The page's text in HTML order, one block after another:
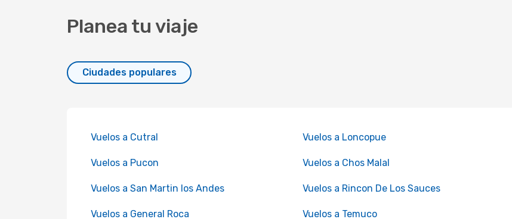
Planea tu viaje
Ciudades populares
Vuelos a Cutral Vuelos a Loncopue
Vuelos a Pucon Vuelos a Chos Malal
Vuelos a San Martin los Andes Vuelos a Rincon De Los Sauces
Vuelos a General Roca Vuelos a Temuco